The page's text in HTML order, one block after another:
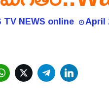
TV NEWS online April
WhatsAppTwitterTelegram